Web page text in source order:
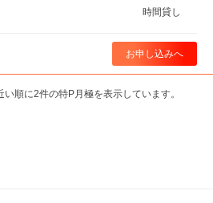
時間貸し
お申し込みへ
順に2件の特P月極を表示しています。